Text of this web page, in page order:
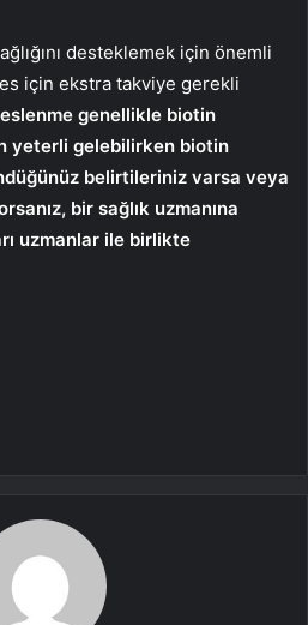
desteklemek için önemli
için ekstra takviye gerekli
genellikle biotin
yeterli gelebilirken biotin
belirtileriniz varsa veya
bir sağlık uzmanına
uzmanlar ile birlikte